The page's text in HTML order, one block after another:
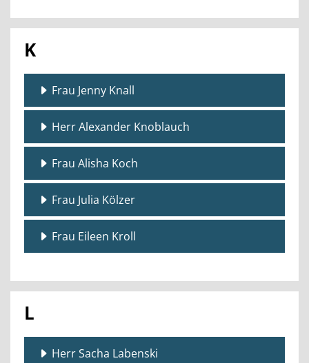
K
Frau Jenny Knall
Herr Alexander Knoblauch
Frau Alisha Koch
Frau Julia Kölzer
Frau Eileen Kroll
L
Herr Sacha Labenski